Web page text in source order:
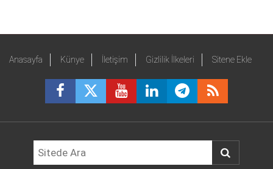
Anasayfa Künye İletişim Gizlilik İlkeleri Sitene Ekle